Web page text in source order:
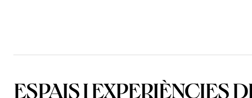
ESPAIS I EXPERIÈNCIES